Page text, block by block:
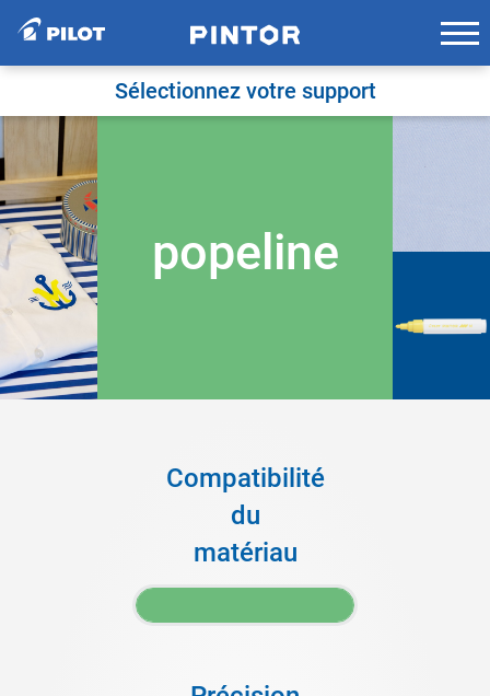
Sélectionnez votre support
popeline
Compatibilité
du
matériau